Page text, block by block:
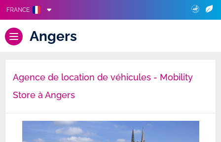
FRANCE
Angers
Agence de location de véhicules - Mobility
Store à Angers